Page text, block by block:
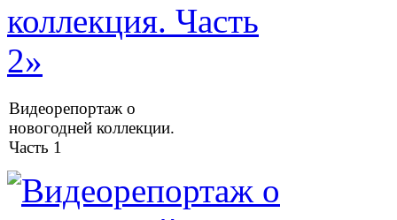
Видеорепортаж о
новогодней коллекции.
Часть 1